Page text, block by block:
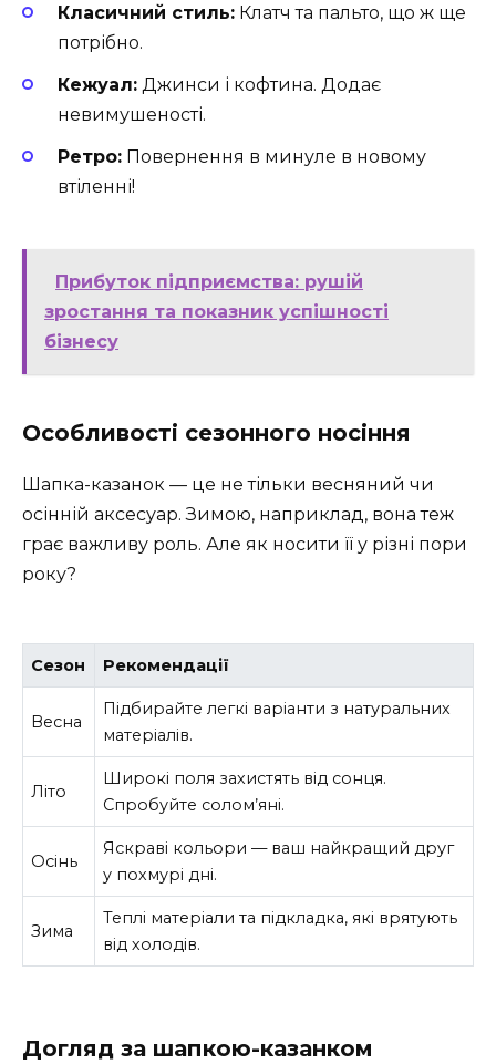
Класичний стиль: Клатч та пальто, що ж ще
потрібно.
Кежуал: Джинси і кофтина. Додає
невимушеності.
Ретро: Повернення в минуле в новому
втіленні!
Прибуток підприємства: рушій
зростання та показник успішності
бізнесу
Особливості сезонного носіння
Шапка-казанок — це не тільки весняний чи
осінній аксесуар. Зимою, наприклад, вона теж
грає важливу роль. Але як носити її у різні пори
року?
Сезон Рекомендації
Весна
Підбирайте легкі варіанти з натуральних
матеріалів.
Літо
Широкі поля захистять від сонця.
Спробуйте солом’яні.
Осінь
Яскраві кольори — ваш найкращий друг
у похмурі дні.
Зима
Теплі матеріали та підкладка, які врятують
від холодів.
Догляд за шапкою-казанком